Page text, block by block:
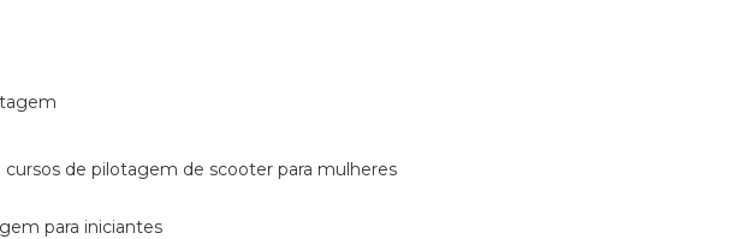
cursos de pilotagem de scooter para mulheres
para iniciantes